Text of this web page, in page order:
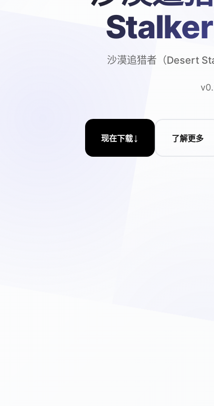
沙漠追猎者（Desert
现在下载↓ 了解更多